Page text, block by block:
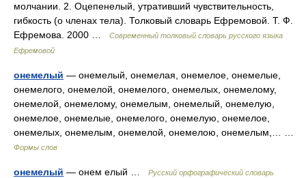
молчании. 2. Оцепенелый, утративший чувствительность,
гибкость (о членах тела). Толковый словарь Ефремовой. Т. Ф.
Ефремова. 2000 …
Современный толковый словарь русского языка
Ефремовой
онемелый — онемелый, онемелая, онемелое, онемелые,
онемелого, онемелой, онемелого, онемелых, онемелому,
онемелой, онемелому, онемелым, онемелый, онемелую,
онемелое, онемелые, онемелого, онемелую, онемелое,
онемелых, онемелым, онемелой, онемелою, онемелым,… …
Формы слов
онемелый — онем елый … Русский орфографический словарь